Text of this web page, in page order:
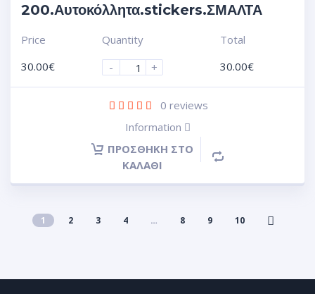
200.Αυτοκόλλητα.stickers.ΣΜΑΛΤΑ
Price
30.00€
Quantity
-
+
Total
30.00€
0 reviews
Information
ΠΡΟΣΘΉΚΗ ΣΤΟ
ΚΑΛΆΘΙ
1 2 3 4 … 8 9 10